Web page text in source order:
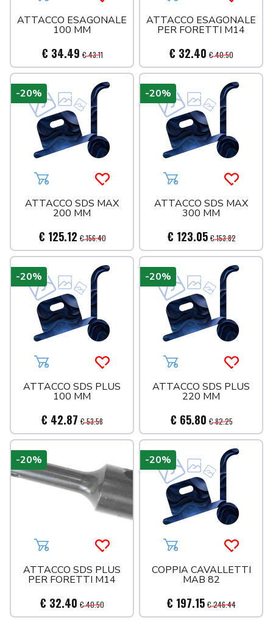
ATTACCO ESAGONALE
100 MM
€ 34.49 € 43.11
ATTACCO ESAGONALE
PER FORETTI M14
€ 32.40 € 40.50
Aggiungi al carrelloAcquista più tardi
ATTACCO SDS MAX
200 MM
€ 125.12 € 156.40
-20%
Aggiungi al carrello
ATTACCO SDS MAX
300 MM
€ 123.05 € 153.82
-20%
Aggiungi al carrelloAcquista più tardi
ATTACCO SDS PLUS
100 MM
€ 42.87 € 53.58
-20%
Aggiungi al carrello
ATTACCO SDS PLUS
220 MM
€ 65.80 € 82.25
-20%
Aggiungi al carrelloAcquista più tardi
ATTACCO SDS PLUS
PER FORETTI M14
€ 32.40 € 40.50
-20%
Aggiungi al carrello
COPPIA CAVALLETTI
MAB 82
€ 197.15 € 246.44
-20%
SIFONI
SISTEMI DOCCIA
SPORTELLI
TECO
UTENSILERIA
VALVOLE